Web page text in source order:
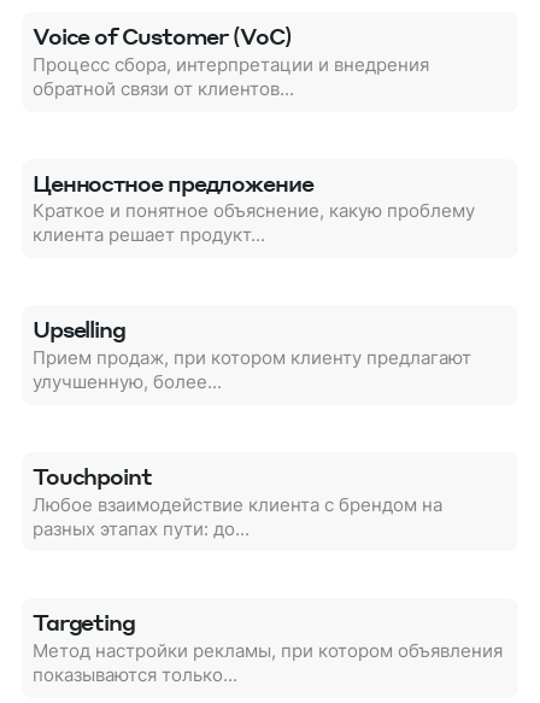
Voice of Customer (VoC)
Процесс сбора, интерпретации и внедрения
обратной связи от клиентов...
Ценностное предложение
Краткое и понятное объяснение, какую проблему
клиента решает продукт...
Upselling
Прием продаж, при котором клиенту предлагают
улучшенную, более...
Touchpoint
Любое взаимодействие клиента с брендом на
разных этапах пути: до...
Targeting
Метод настройки рекламы, при котором объявления
показываются только...